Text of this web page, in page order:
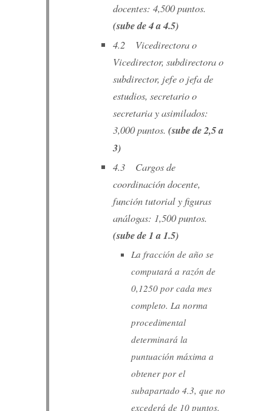
docentes: 4,500 puntos.
(sube de 4 a 4.5)
4.2 Vicedirectora o
Vicedirector, subdirectora o
subdirector, jefe o jefa de
estudios, secretario o
secretaria y asimilados:
3,000 puntos. (sube de 2,5 a
3)
4.3 Cargos de
coordinación docente,
función tutorial y figuras
análogas: 1,500 puntos.
(sube de 1 a 1.5)
La fracción de año se
computará a razón de
0,1250 por cada mes
completo. La norma
procedimental
determinará la
puntuación máxima a
obtener por el
subapartado 4.3, que no
excederá de 10 puntos.